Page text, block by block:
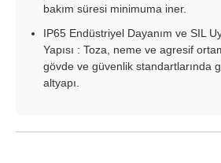
bakım süresi minimuma iner.
IP65 Endüstriyel Dayanım ve SIL
Yapısı : Toza, neme ve agresif
gövde ve güvenlik standartlarında
altyapı.